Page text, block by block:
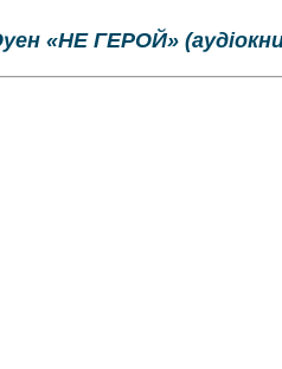
«НЕ ГЕРОЙ»